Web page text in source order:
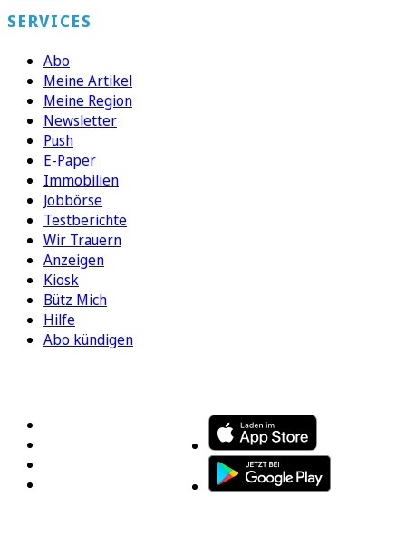
SERVICES
Abo
Meine Artikel
Meine Region
Newsletter
Push
E-Paper
Immobilien
Jobbörse
Testberichte
Wir Trauern
Anzeigen
Kiosk
Bütz Mich
Hilfe
Abo kündigen